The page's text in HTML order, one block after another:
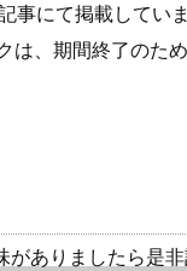
事にて掲載してい
は、期間終了のた
がありましたら是